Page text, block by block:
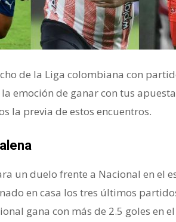
de la Liga colombiana con
emoción de ganar con tus
la previa de estos encuentros.
un duelo frente a Nacional en el
en casa los tres últimos
gana con más de 2.5 goles en